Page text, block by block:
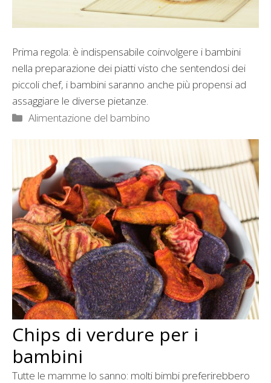
Prima regola: è indispensabile coinvolgere i bambini
nella preparazione dei piatti visto che sentendosi dei
piccoli chef, i bambini saranno anche più propensi ad
assaggiare le diverse pietanze.
Categorie
Alimentazione del bambino
Chips di verdure per i
bambini
Tutte le mamme lo sanno: molti bimbi preferirebbero